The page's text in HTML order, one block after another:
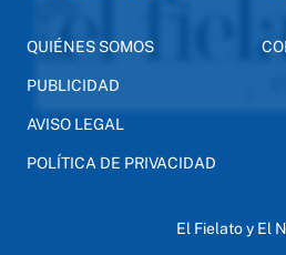
QUIÉNES SOMOS
PUBLICIDAD
AVISO LEGAL
POLÍTICA DE PRIVACIDAD
El Fielato y El